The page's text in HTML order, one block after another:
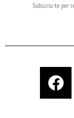
Subscriu-te per